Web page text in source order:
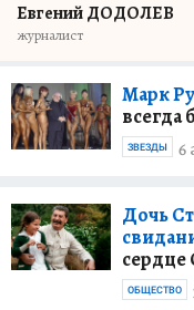
Евгений ДОДОЛЕВ
журналист
Марк
всегда
6
ЗВЕЗДЫ
Дочь
ОБЩЕСТВО